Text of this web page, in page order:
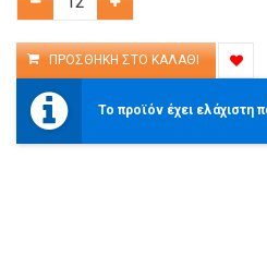
Το προϊόν έχει ελάχιστη